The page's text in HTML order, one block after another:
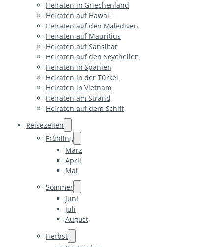
Heiraten in Griechenland
Heiraten auf Hawaii
Heiraten auf den Malediven
Heiraten auf Mauritius
Heiraten auf Sansibar
Heiraten auf den Seychellen
Heiraten in Spanien
Heiraten in der Türkei
Heiraten in Vietnam
Heiraten am Strand
Heiraten auf dem Schiff
Reisezeiten
Frühling
März
April
Mai
Sommer
Juni
Juli
August
Herbst